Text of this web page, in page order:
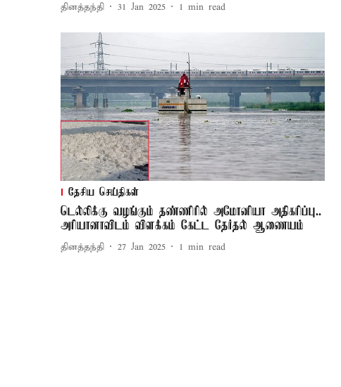
தினத்தந்தி 31 Jan 2025 1 min read
தேசிய செய்திகள்
டெல்லிக்கு வழங்கும் தண்ணிரில் அமோனியா அதிகரிப்பு..
அரியானாவிடம் விளக்கம் கேட்ட தேர்தல் ஆணையம்
தினத்தந்தி 27 Jan 2025 1 min read